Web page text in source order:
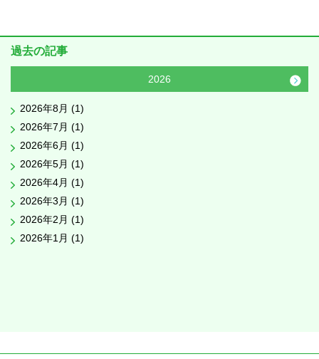
過去の記事
2026
2026年8月 (1)
2026年7月 (1)
2026年6月 (1)
2026年5月 (1)
2026年4月 (1)
2026年3月 (1)
2026年2月 (1)
2026年1月 (1)